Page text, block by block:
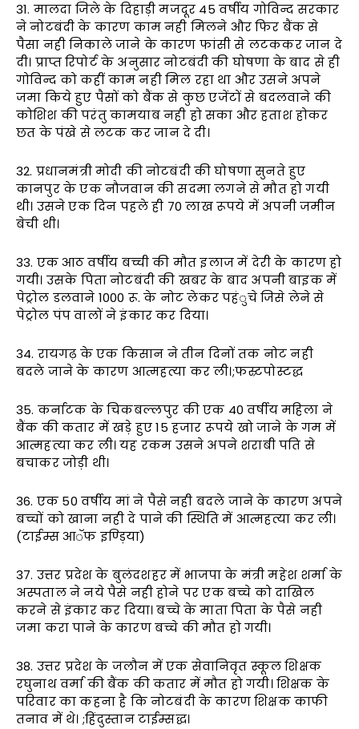
31. मालदा जिले के दिहाड़ी मजदूर 45 वर्षीय गोविन्द सरकार
ने नोटबंदी के कारण काम नही मिलने और फिर बैंक से
पैसा नही निकाले जाने के कारण फांसी से लटककर जान दे
दी। प्राप्त रिपोर्ट के अनुसार नोटबंदी की घोषणा के बाद से ही
गोविन्द को कहीं काम नही मिल रहा था और उसने अपने
जमा किये हुए पैसों को बैंक से कुछ एजेंटों से बदलवाने की
कोशिश की परंतु कामयाब नही हो सका और हताश होकर
छत के पंखे से लटक कर जान दे दी।
32. प्रधानमंत्री मोदी की नोटबंदी की घोषणा सुनते हुए
कानपुर के एक नौजवान की सदमा लगने से मौत हो गयी
थी। उसने एक दिन पहले ही 70 लाख रूपये में अपनी जमीन
बेची थी।
33. एक आठ वर्षीय बच्ची की मौत इलाज में देरी के कारण हो
गयी। उसके पिता नोटबंदी की खबर के बाद अपनी बाइक में
पेट्रोल डलवाने 1000 रू. के नोट लेकर पहंुचे जिसे लेने से
पेट्रोल पंप वालों ने इंकार कर दिया।
34. रायगढ़ के एक किसान ने तीन दिनों तक नोट नही
बदले जाने के कारण आत्महत्या कर ली।;फस्र्टपोस्टद्ध
35. कर्नाटक के चिकबल्लपुर की एक 40 वर्षीय महिला ने
बैंक की कतार में खड़े हुए 15 हजार रूपये खो जाने के गम में
आत्महत्या कर ली। यह रकम उसने अपने शराबी पति से
बचाकर जोड़ी थी।
36. एक 50 वर्षीय मां ने पैसे नही बदले जाने के कारण अपने
बच्चों को खाना नही दे पाने की स्थिति में आत्महत्या कर ली।
(टाईम्स आॅफ इण्ड़िया)
37. उत्तर प्रदेश के बुलंदशहर में भाजपा के मंत्री महेश शर्मा के
अस्पताल ने नये पैसे नही होने पर एक बच्चे को दाखिल
करने से इंकार कर दिया। बच्चे के माता पिता के पैसे नही
जमा करा पाने के कारण बच्चे की मौत हो गयी।
38. उत्तर प्रदेश के जलौन में एक सेवानिवृत स्कूल शिक्षक
रघुनाथ वर्मा की बैंक की कतार में मौत हो गयी। शिक्षक के
परिवार का कहना है कि नोटबंदी के कारण शिक्षक काफी
तनाव में थे। ;हिंदुस्तान टाईम्सद्ध।